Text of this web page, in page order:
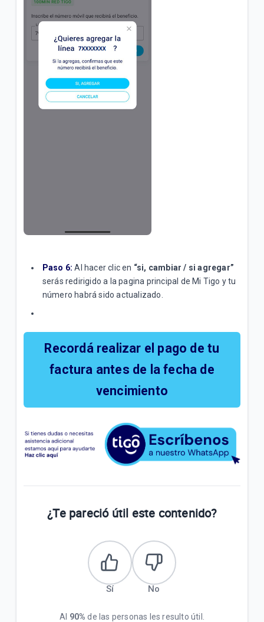
Paso 6: Al hacer clic en “si, cambiar / si agregar”
serás redirigido a la pagina principal de Mi Tigo y tu
número habrá sido actualizado.
Recordá realizar el pago de tu
factura antes de la fecha de
vencimiento
¿Te pareció útil este contenido?
Sí No
Al 90% de las personas les resulto útil.